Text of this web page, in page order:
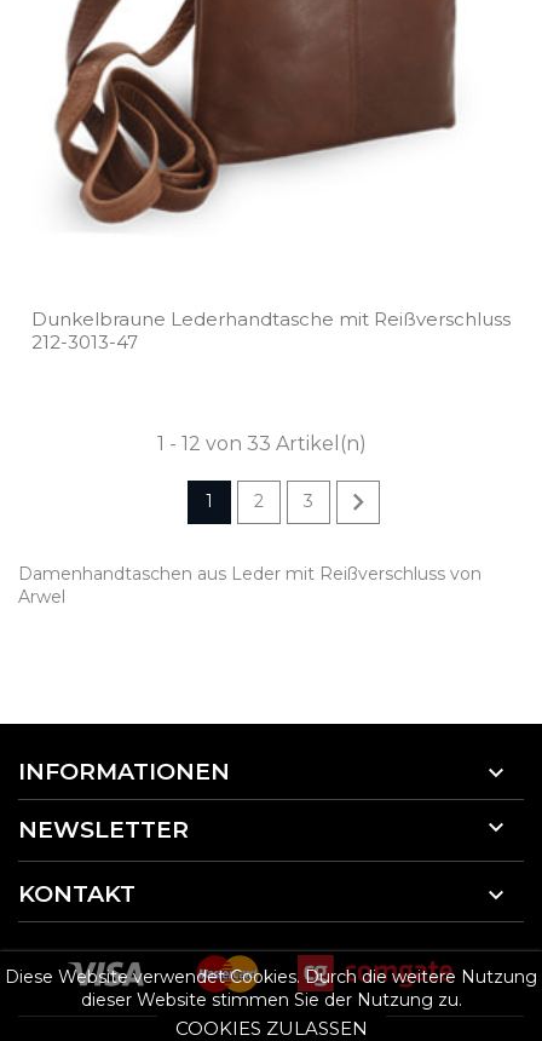
Dunkelbraune Lederhandtasche mit Reißverschluss
212­-3013­-47
1 - 12 von 33 Artikel(n)
1 2 3 
Damenhandtaschen aus Leder mit Reißverschluss von
Arwel
INFORMATIONEN 
NEWSLETTER 
KONTAKT 
Diese Website verwendet Cookies. Durch die weitere Nutzung
dieser Website stimmen Sie der Nutzung zu.
COOKIES ZULASSEN